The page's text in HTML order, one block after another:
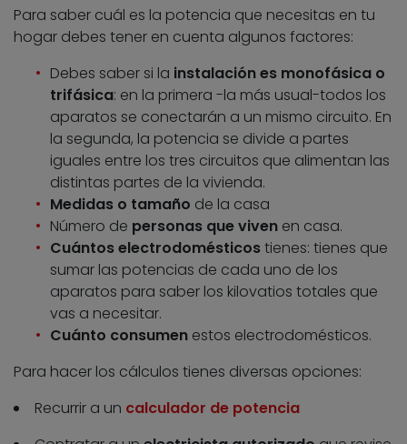
Para saber cuál es la potencia que necesitas en tu
hogar debes tener en cuenta algunos factores:
Debes saber si la instalación es monofásica o
trifásica: en la primera -la más usual-todos los
aparatos se conectarán a un mismo circuito. En
la segunda, la potencia se divide a partes
iguales entre los tres circuitos que alimentan las
distintas partes de la vivienda.
Medidas o tamaño de la casa
Número de personas que viven en casa.
Cuántos electrodomésticostienes: tienes que
sumar las potencias de cada uno de los
aparatos para saber los kilovatios totales que
vas a necesitar.
Cuánto consumen estos electrodomésticos.
Para hacer los cálculos tienes diversas opciones:
Recurrir a un calculador de potencia